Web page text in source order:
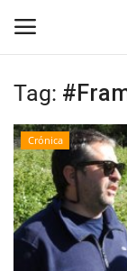
Inicio
Crónica
Policial
Tribunales
Tag:
Crónica